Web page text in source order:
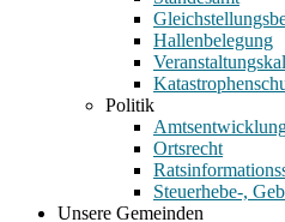
Hallenbelegung
Politik
Ortsrecht
Steuerhebe-,
Unsere Gemeinden